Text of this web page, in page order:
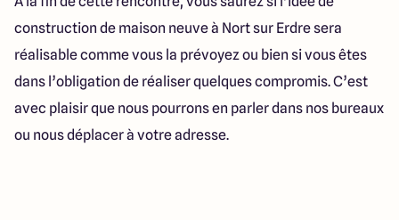
construction de maison neuve à Nort sur Erdre sera
réalisable comme vous la prévoyez ou bien si vous êtes
dans l’obligation de réaliser quelques compromis. C’est
avec plaisir que nous pourrons en parler dans nos bureaux
ou nous déplacer à votre adresse.